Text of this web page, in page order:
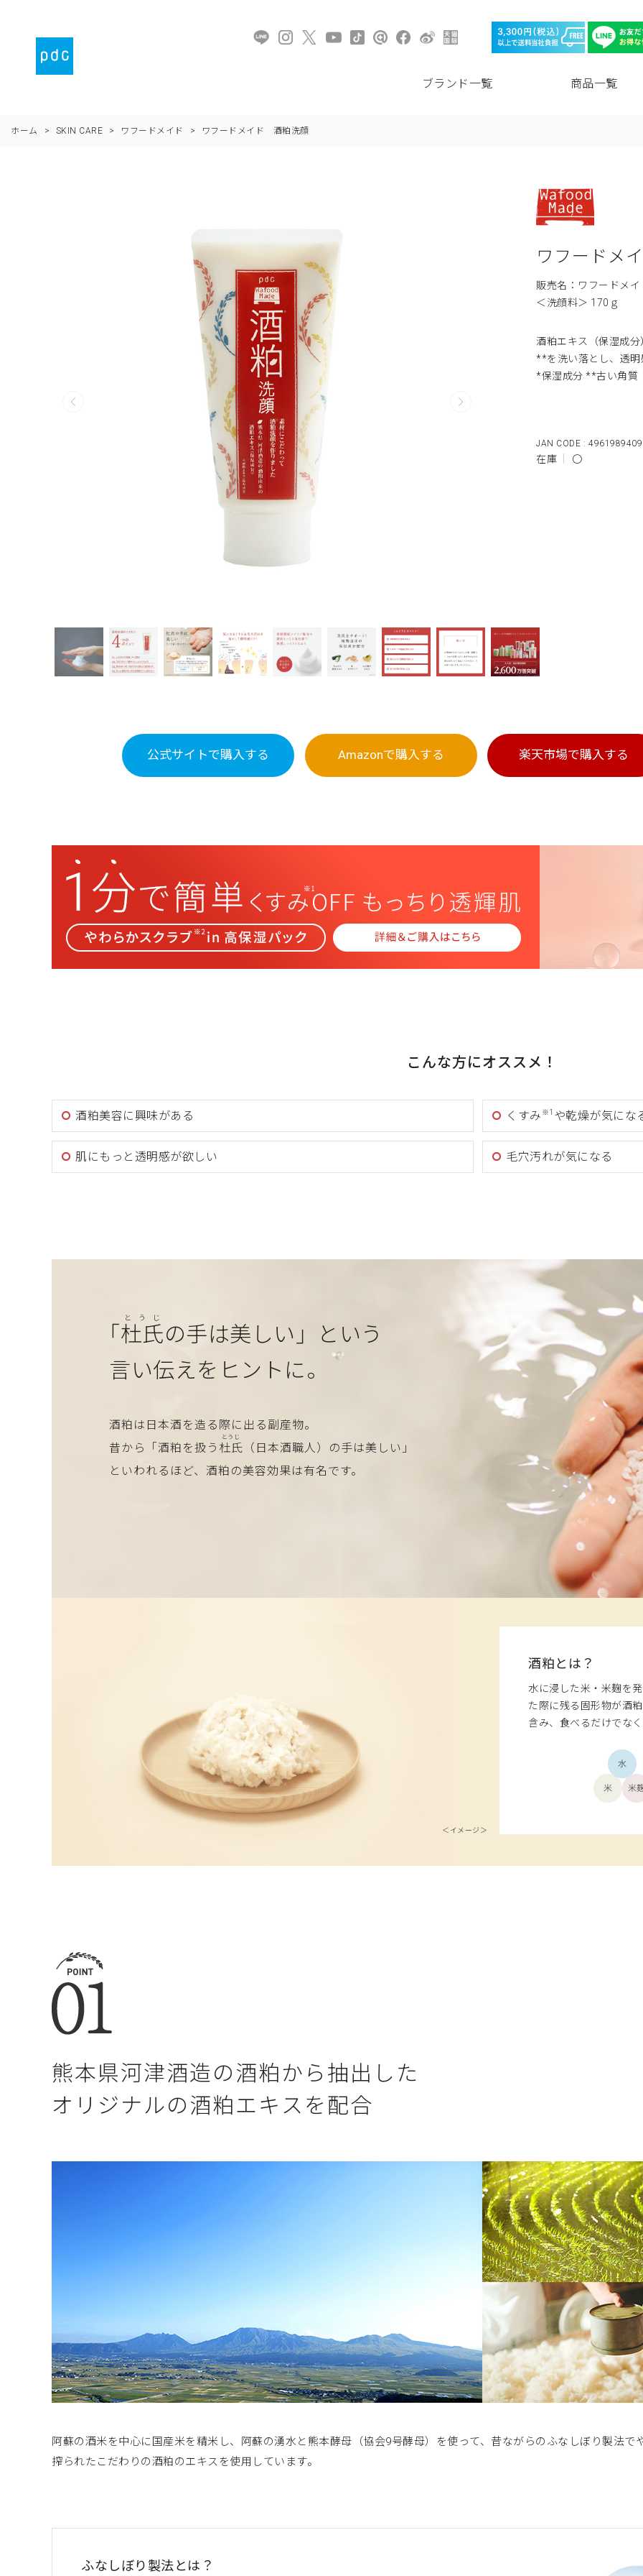
ブランド一覧 商品一覧
ホーム > SKIN CARE > ワフードメイド > ワフードメイド 酒粕洗顔
公式サイトで購入する Amazonで購入する 楽天市場で購入する
こんな方にオススメ！
酒粕美容に興味がある くすみ ※1 や乾燥が気にな
肌にもっと透明感が欲しい 毛穴汚れが気になる
「 杜氏
とうじ
の手は美しい」という
言い伝えをヒントに。
酒粕は日本酒を造る際に出る副産物。
昔から「酒粕を扱う 杜氏
とうじ
（日本酒職人）の手は美しい」
といわれるほど、酒粕の美容効果は有名です。
酒粕とは？
水に浸した米・米麹を
た際に残る固形物が酒
含み、食べるだけでな
＜イメージ＞
熊本県河津酒造の 酒粕から抽出した
オリジナルの 酒粕エキスを配合
阿蘇の酒米を中心に国産米を精米し、阿蘇の湧水と熊本酵母（協会9号酵母）を使って、昔ながらのふなしぼり製法で
搾られたこだわりの酒粕のエキスを使用しています。
ふなしぼり製法とは？
ワフードメ
在庫 〇
販売名：ワフードメ
＜洗顔料＞ 170ｇ
酒粕エキス（保湿成
**を洗い落とし、透明
*保湿成分 **古い角質